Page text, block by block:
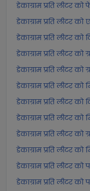
डेकाग्राम प्रति लीटर को
डेकाग्राम प्रति लीटर को
डेकाग्राम प्रति लीटर को
डेकाग्राम प्रति लीटर को
डेकाग्राम प्रति लीटर को
डेकाग्राम प्रति लीटर को
डेकाग्राम प्रति लीटर को
डेकाग्राम प्रति लीटर को
डेकाग्राम प्रति लीटर को
डेकाग्राम प्रति लीटर को
डेकाग्राम प्रति लीटर
डेकाग्राम प्रति लीटर